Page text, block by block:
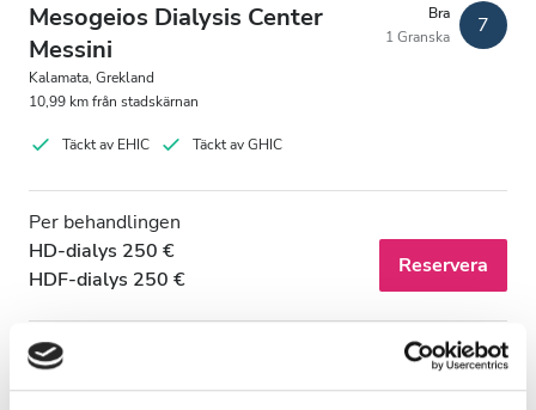
GHIC
Lokaler
Förfriskningar
Gratis WiFi
TV-skärmar
Mesogeios Dialysis Center
Messini
Kalamata, Grekland
10,99 km från stadskärnan
Bra
1 Granska
7
Täckt av EHIC Täckt av GHIC
Per behandlingen
HD-dialys 250 €
HDF-dialys 250 €
Reservera